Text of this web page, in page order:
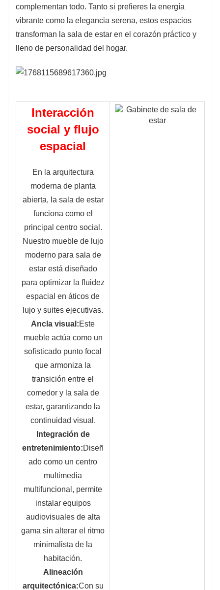
complementan todo. Tanto si prefieres la energía
vibrante como la elegancia serena, estos espacios
transforman la sala de estar en el corazón práctico y
lleno de personalidad del hogar.
Interacción
social y flujo
espacial
En la arquitectura
moderna de planta
abierta, la sala de estar
funciona como el
principal centro social.
Nuestro mueble de lujo
moderno para sala de
estar está diseñado
para optimizar la fluidez
espacial en áticos de
lujo y suites ejecutivas.
Ancla visual:Este
mueble actúa como un
sofisticado punto focal
que armoniza la
transición entre el
comedor y la sala de
estar, garantizando la
continuidad visual.
Integración de
entretenimiento:Diseñ
ado como un centro
multimedia
multifuncional, permite
instalar equipos
audiovisuales de alta
gama sin alterar el ritmo
minimalista de la
habitación.
Alineación
arquitectónica:Con su